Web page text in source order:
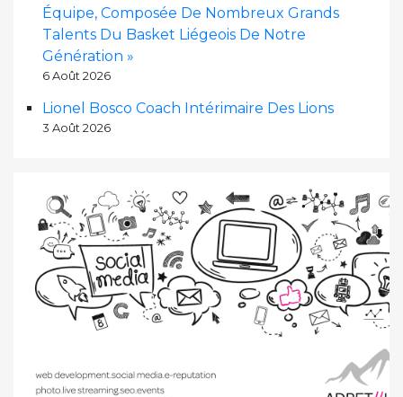
Équipe, Composée De Nombreux Grands
Talents Du Basket Liégeois De Notre
Génération »
6 Août 2026
Lionel Bosco Coach Intérimaire Des Lions
3 Août 2026